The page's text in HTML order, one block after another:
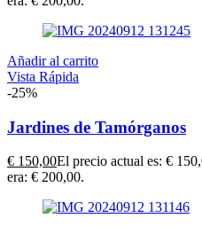
Añadir al carrito
Vista Rápida
-25%
Jardines de Tamórganos
€ 150,00El precio actual es: €
era: € 200,00.